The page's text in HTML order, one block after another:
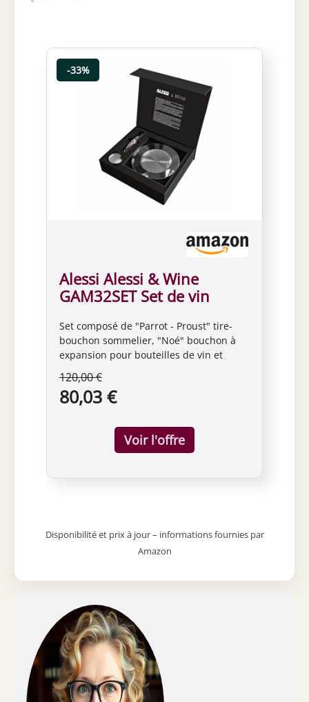
Alessi Alessi & Wine
GAM32SET Set de vin
Bouchon Sommelier,
Bouchon d'expansion et
Dessous de Bouteille
Set composé de "Parrot - Proust" tire-
bouchon sommelier, "Noé" bouchon à
expansion pour bouteilles de vin et
Designer : AA.VV Matériau : tire-bouchon
en aluminium moulé sous pression et
bouchon et dessous de bouteille en
acier inoxydable 18/10 Dédié aux
amateurs de vin qui souhaitent élargir
élégant dessous de bouteille pour offrir
à vos invités un bon vin servi avec des
outils au design expressif et raffiné
120,00 €
80,03 €
-33%
Disponibilité et prix à jour – informations fournies par
Amazon